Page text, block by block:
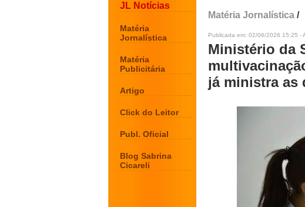
JL Notícias
Matéria
Jornalística
Matéria
Publicitária
Artigo
Click do Leitor
Publ. Oficial
Blog Sabrina
Cicareli
Matéria Jornalística /
Publicada em: 02/06/2026 15:25 -
Ministério da
já ministra as